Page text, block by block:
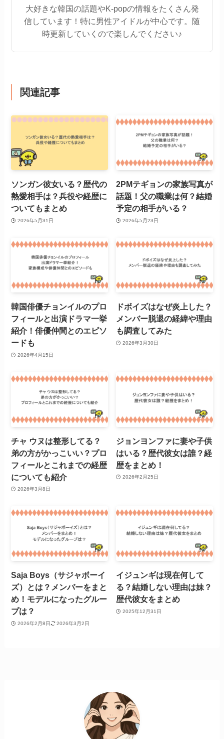
大好きな韓国の話題やK-popの情報をたくさん発
信しています！特に男性アイドルが中心です。随
時更新していくので楽しんでください♪
関連記事
ソンガン彼女いる？歴代の
熱愛相手は？兵役や経歴に
ついてもまとめ
2026年5月31日
2PMテギョンの家族写真が
話題！父の職業は何？結婚
予定の相手がいる？
2026年5月23日
韓国俳優チョンイルのプロ
フィールと出演ドラマ一挙
紹介！俳優仲間とのエピソ
ードも
2026年4月15日
ドボイズはなぜ炎上した？
メンバー脱退の経緯や理由
も調査してみた
2026年3月30日
チャ ウヌは整形してる？
弟の方がかっこいい？プロ
フィールとこれまでの経歴
についても紹介
2026年3月8日
ジョンヨンファに妻や子供
はいる？歴代彼女は誰？経
歴をまとめ！
2026年2月25日
Saja Boys（サジャボーイ
ズ）とは？メンバーをまと
め！モデルになったグルー
プは？
2026年2月8日 2026年3月2日
イジュンギは現在何して
る？結婚しない理由は妹？
歴代彼女をまとめ
2025年12月31日